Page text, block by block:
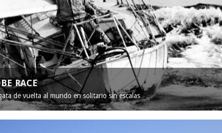
RACE
de vuelta al mundo en solitario sin escalas